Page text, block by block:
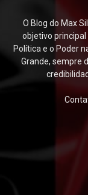
O Blog do Max
objetivo
Política e o Poder
Grande, sempre